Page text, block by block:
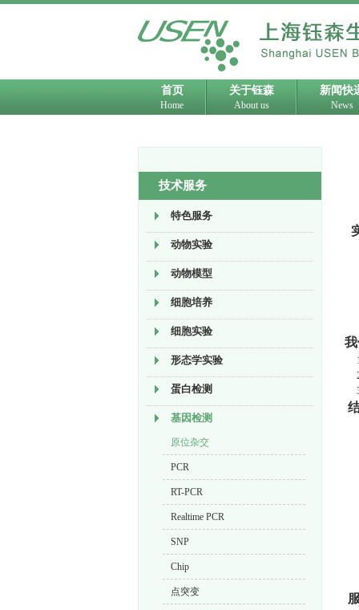
首页
Home
关于钰森
About us
新闻快
News
技术服务
特色服务
动物实验
动物模型
细胞培养
细胞实验
形态学实验
蛋白检测
基因检测
原位杂交
PCR
RT-PCR
Realtime PCR
SNP
Chip
点突变
我